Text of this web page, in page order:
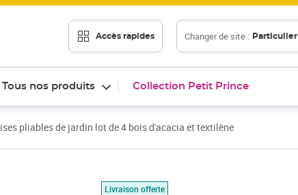
Accès rapides Changer de site : Particulier
Tous nos produits Collection Petit Prince
pliables de jardin lot de 4 bois d'acacia et textilène
Livraison offerte
Prix 284,89€